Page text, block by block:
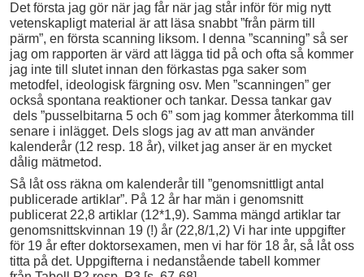
Det första jag gör när jag får när jag står inför för mig nytt
vetenskapligt material är att läsa snabbt ”från pärm till
pärm”, en första scanning liksom. I denna ”scanning” så ser
jag om rapporten är värd att lägga tid på och ofta så kommer
jag inte till slutet innan den förkastas pga saker som
metodfel, ideologisk färgning osv. Men ”scanningen” ger
också spontana reaktioner och tankar. Dessa tankar gav
dels ”pusselbitarna 5 och 6” som jag kommer återkomma till
senare i inlägget. Dels slogs jag av att man använder
kalenderår (12 resp. 18 år), vilket jag anser är en mycket
dålig mätmetod.
Så låt oss räkna om kalenderår till ”genomsnittligt antal
publicerade artiklar”. På 12 år har män i genomsnitt
publicerat 22,8 artiklar (12*1,9). Samma mängd artiklar tar
genomsnittskvinnan 19 (!) år (22,8/1,2) Vi har inte uppgifter
för 19 år efter doktorsexamen, men vi har för 18 år, så låt oss
titta på det. Uppgifterna i nedanstående tabell kommer